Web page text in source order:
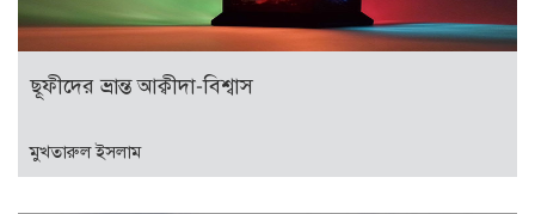
ছূফীদের ভ্রান্ত আক্বীদা-বিশ্বাস
মুখতারুল ইসলাম